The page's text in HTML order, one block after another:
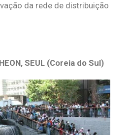
da rede de distribuição
SEUL (Coreia do Sul)